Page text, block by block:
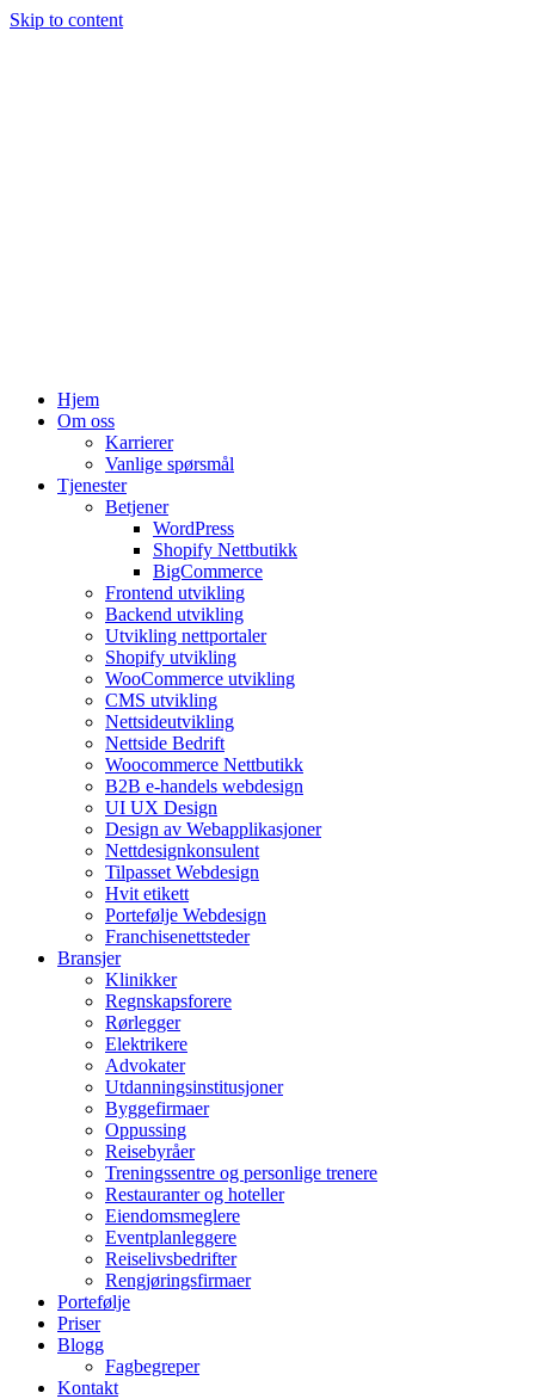
Skip to content
Hjem
Om oss
Karrierer
Vanlige spørsmål
Tjenester
Betjener
WordPress
Shopify Nettbutikk
BigCommerce
Frontend utvikling
Backend utvikling
Utvikling nettportaler
Shopify utvikling
WooCommerce utvikling
CMS utvikling
Nettsideutvikling
Nettside Bedrift
Woocommerce Nettbutikk
B2B e-handels webdesign
UI UX Design
Design av Webapplikasjoner
Nettdesignkonsulent
Tilpasset Webdesign
Hvit etikett
Portefølje Webdesign
Franchisenettsteder
Bransjer
Klinikker
Regnskapsforere
Rørlegger
Elektrikere
Advokater
Utdanningsinstitusjoner
Byggefirmaer
Oppussing
Reisebyråer
Treningssentre og personlige trenere
Restauranter og hoteller
Eiendomsmeglere
Eventplanleggere
Reiselivsbedrifter
Rengjøringsfirmaer
Portefølje
Priser
Blogg
Fagbegreper
Kontakt